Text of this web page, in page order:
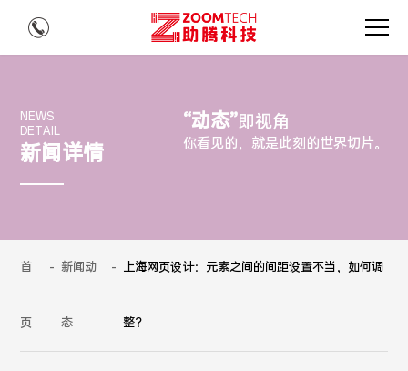
NEWS
DETAIL
新闻详情
“动态”即视角
你看见的，就是此刻的世界切片。
首
页
- 新闻动
态
- 上海网页设计：元素之间的间距设置不当，如何调
整？